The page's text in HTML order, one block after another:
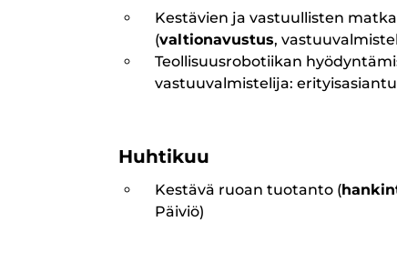
Kestävien ja vastuullisten
(valtionavustus,
Teollisuusrobotiikan
vastuuvalmistelija:
Huhtikuu
Kestävä ruoan tuotanto (
Päiviö)